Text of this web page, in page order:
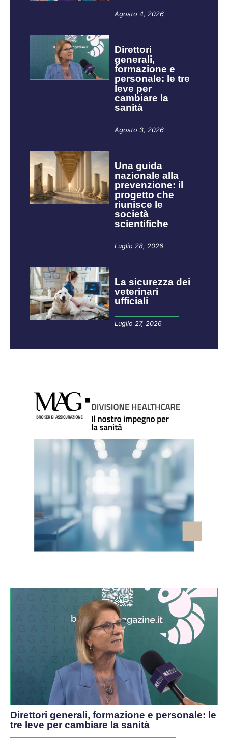
Agosto 4, 2026
Direttori
generali,
formazione e
personale: le tre
leve per
cambiare la
sanità
Agosto 3, 2026
​​​​Una guida
nazionale alla
prevenzione: il
progetto che
riunisce le
società
scientifiche
Luglio 28, 2026
La sicurezza dei
veterinari
ufficiali
Luglio 27, 2026
Direttori generali, formazione e personale: le
tre leve per cambiare la sanità